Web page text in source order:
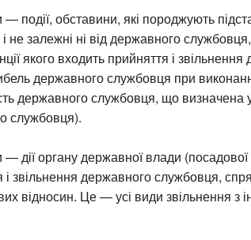
події, обставини, які породжують
не залежні ні від державного
якого входить прийняття і
державного службовця при
державного службовця, що
службовця).
дії органу державної влади (посадової
і звільнення державного службовця,
відносин. Це — усі види звільнення з